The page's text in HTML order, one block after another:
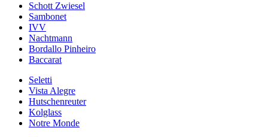
Schott Zwiesel
Sambonet
IVV
Nachtmann
Bordallo Pinheiro
Baccarat
Seletti
Vista Alegre
Hutschenreuter
Kolglass
Notre Monde